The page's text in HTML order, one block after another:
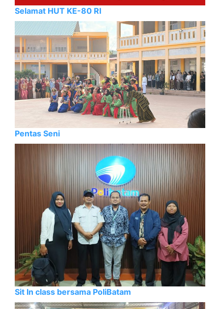
Selamat HUT KE-80 RI
Pentas Seni
Sit In class bersama PoliBatam